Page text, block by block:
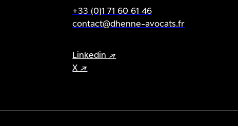
+33 (0)1 71 60 61 46
contact@dhenne-avocats.fr
Linkedin ↗
X ↗